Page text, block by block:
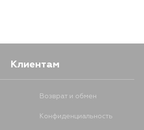
Клиентам
Возврат и обмен
Конфиденциальность